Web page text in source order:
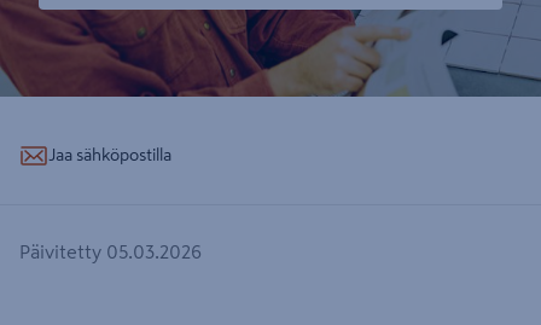
Jaa sähköpostilla
Päivitetty 05.03.2026